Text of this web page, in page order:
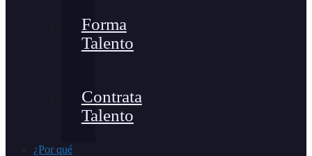
Forma
Talento
Contrata
Talento
¿Por qué